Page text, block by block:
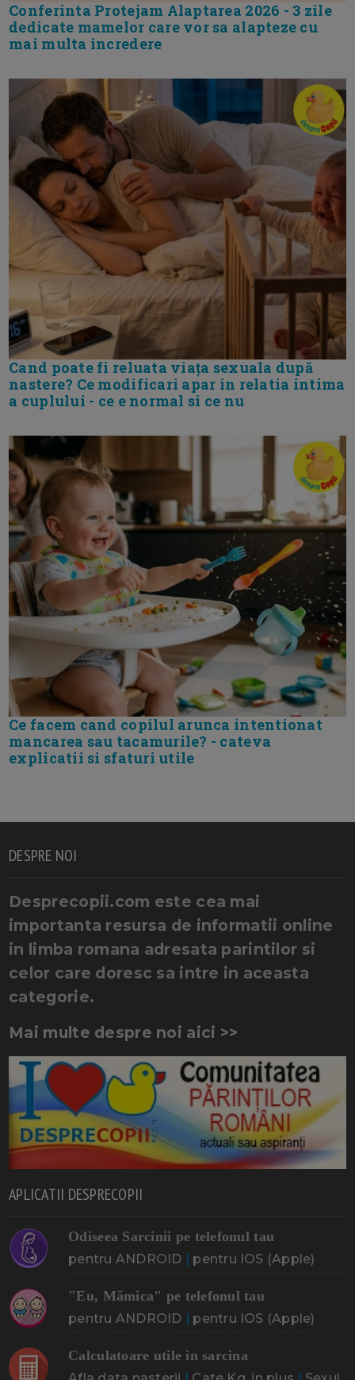
Conferinta Protejam Alaptarea 2026 - 3 zile
dedicate mamelor care vor sa alapteze cu
mai multa incredere
Cand poate fi reluata viața sexuala după
nastere? Ce modificari apar in relatia intima
a cuplului - ce e normal si ce nu
Ce facem cand copilul arunca intentionat
mancarea sau tacamurile? - cateva
explicatii si sfaturi utile
DESPRE NOI
Desprecopii.com este cea mai
importanta resursa de informatii online
in limba romana adresata parintilor si
celor care doresc sa intre in aceasta
categorie.
Mai multe despre noi aici >>
APLICATII DESPRECOPII
Odiseea Sarcinii pe telefonul tau
pentru ANDROID | pentru IOS (Apple)
"Eu, Mămica" pe telefonul tau
pentru ANDROID | pentru IOS (Apple)
Calculatoare utile in sarcina